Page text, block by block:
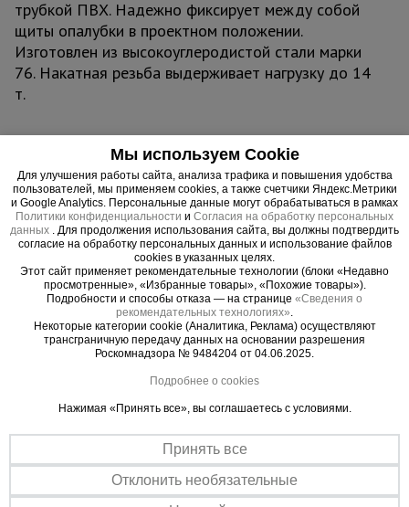
трубкой ПВХ. Надежно фиксирует между собой
щиты опалубки в проектном положении.
Изготовлен из высокоуглеродистой стали марки
76. Накатная резьба выдерживает нагрузку до 14
т.
Важные преимущества –
эффективная работа
Прочность
Сталь повышенной твердости - 76
Эффективность
Легкий монтаж / демонтаж через трубки ПВХ
Мы используем Cookie
Для улучшения работы сайта, анализа трафика и повышения удобства
пользователей, мы применяем cookies, а также счетчики Яндекс.Метрики
и Google Analytics. Персональные данные могут обрабатываться в рамках
Политики конфиденциальности и Согласия на обработку персональных
данных
. Для продолжения использования сайта, вы должны подтвердить
согласие на обработку персональных данных и использование файлов
cookies в указанных целях.
Этот сайт применяет рекомендательные технологии (блоки «Недавно
просмотренные», «Избранные товары», «Похожие товары»).
Подробности и способы отказа — на странице «Сведения о
рекомендательных технологиях»
Некоторые категории cookie (Аналитика, Реклама) осуществляют
трансграничную передачу данных на основании разрешения
Роскомнадзора № 9484204 от 04.06.2025.
Подробнее о cookies
Нажимая «Принять все», вы соглашаетесь с условиями.
Принять все
Отклонить необязательные